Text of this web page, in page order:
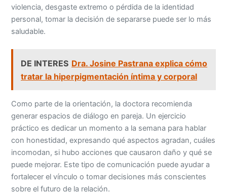
violencia, desgaste extremo o pérdida de la identidad
personal, tomar la decisión de separarse puede ser lo más
saludable.
DE INTERES Dra. Josine Pastrana explica cómo
tratar la hiperpigmentación íntima y corporal
Como parte de la orientación, la doctora recomienda
generar espacios de diálogo en pareja. Un ejercicio
práctico es dedicar un momento a la semana para hablar
con honestidad, expresando qué aspectos agradan, cuáles
incomodan, si hubo acciones que causaron daño y qué se
puede mejorar. Este tipo de comunicación puede ayudar a
fortalecer el vínculo o tomar decisiones más conscientes
sobre el futuro de la relación.